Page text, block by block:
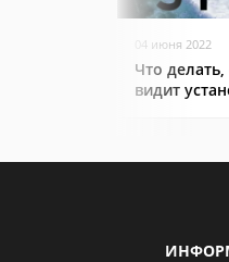
04 июня 2022
Что
видит